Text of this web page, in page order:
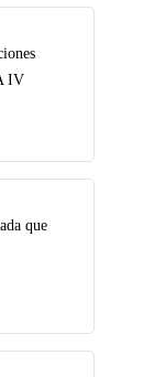
IV
que